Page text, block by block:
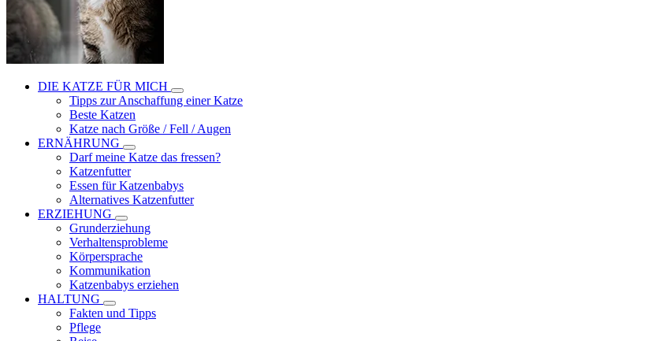
DIE KATZE FÜR MICH
Tipps zur Anschaffung einer Katze
Beste Katzen
Katze nach Größe / Fell / Augen
ERNÄHRUNG
Darf meine Katze das fressen?
Katzenfutter
Essen für Katzenbabys
Alternatives Katzenfutter
ERZIEHUNG
Grunderziehung
Verhaltensprobleme
Körpersprache
Kommunikation
Katzenbabys erziehen
HALTUNG
Fakten und Tipps
Pflege